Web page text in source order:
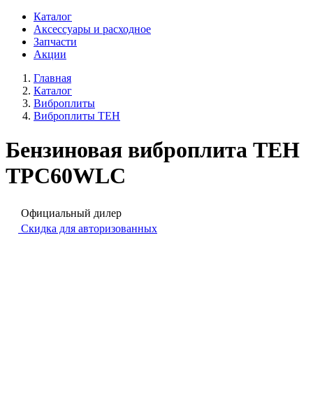
Каталог
Аксессуары и расходное
Запчасти
Акции
Главная
Каталог
Виброплиты
Виброплиты TEH
Бензиновая виброплита TEH
TPC60WLC
Официальный дилер
Скидка для авторизованных